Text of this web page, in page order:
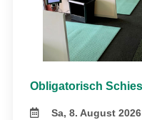
Obligatorisch
Sa, 8. August 2026